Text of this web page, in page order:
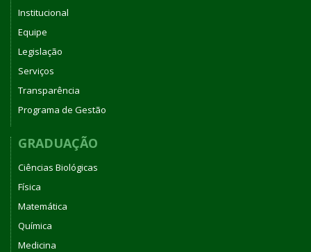
Institucional
Equipe
Legislação
Serviços
Transparência
Programa de Gestão
GRADUAÇÃO
Ciências Biológicas
Física
Matemática
Química
Medicina